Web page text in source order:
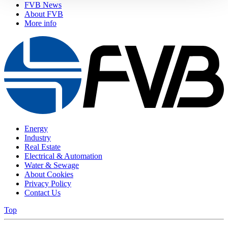
FVB News
About FVB
More info
Energy
Industry
Real Estate
Electrical & Automation
Water & Sewage
About Cookies
Privacy Policy
Contact Us
Top